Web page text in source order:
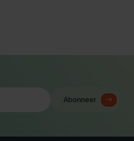
Abonneer